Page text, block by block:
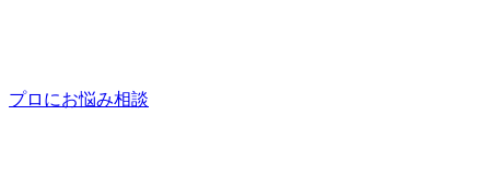
プロにお悩み相談